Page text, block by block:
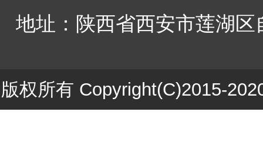
地址：陕西省西安市莲湖
版权所有 Copyright(C)2015-